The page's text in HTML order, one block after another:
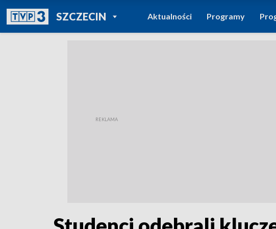
SZCZECINPOWRÓT DO
TVP REGIONY
Aktualności Programy